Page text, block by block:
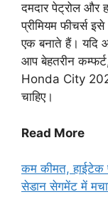
दमदार पेट्रोल और
प्रीमियम फीचर्स
एक बनाते हैं।
आप बेहतरीन
Honda City
चाहिए।
Read More
कम कीमत,
सेडान सेगमेंट में